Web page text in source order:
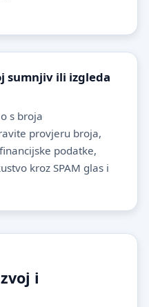
sumnjiv ili izgleda
s broja
provjeru broja,
podatke,
kroz SPAM glas i
i